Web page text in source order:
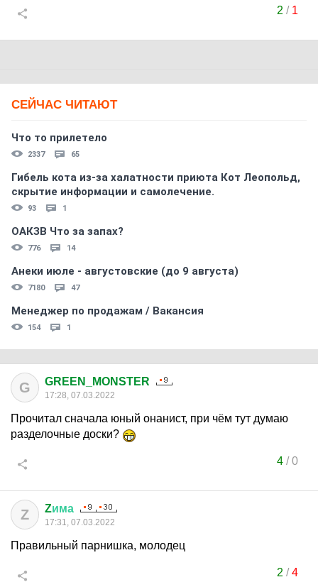
2 / 1
СЕЙЧАС ЧИТАЮТ
Что то прилетело
2337 65
Гибель кота из-за халатности приюта Кот Леопольд,
скрытиe информации и самолечение.
93 1
ОАКЗВ Что за запах?
776 14
Анеки июле - августовские (до 9 августа)
7180 47
Менеджер по продажам / Вакансия
154 1
G GREEN_MONSTER
17:28, 07.03.2022
Прочитал сначала юный онанист, при чём тут думаю
разделочные доски?
4/0
Z Zима
17:31, 07.03.2022
Правильный парнишка, молодец
2 /4